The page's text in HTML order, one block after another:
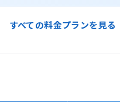
すべての料金プランを見る